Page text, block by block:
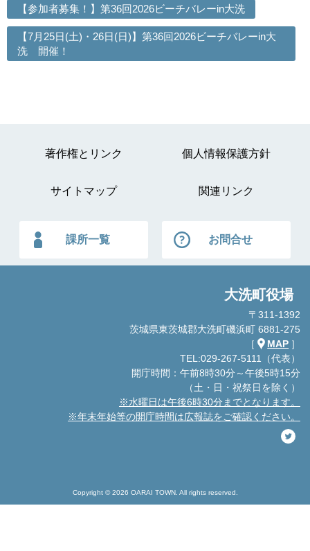
【参加者募集！】第36回2026ビーチバレーin大洗
【7月25日(土)・26日(日)】第36回2026ビーチバレーin大
洗 開催！
著作権とリンク 個人情報保護方針
サイトマップ 関連リンク
課所一覧 お問合せ
大洗町役場
〒311-1392
茨城県東茨城郡大洗町磯浜町 6881-275
［
MAP ］
TEL:029-267-5111（代表）
開庁時間：午前8時30分～午後5時15分
（土・日・祝祭日を除く）
※水曜日は午後6時30分までとなります。
※年末年始等の開庁時間は広報誌をご確認ください。
Copyright © 2026 OARAI TOWN. All rights reserved.